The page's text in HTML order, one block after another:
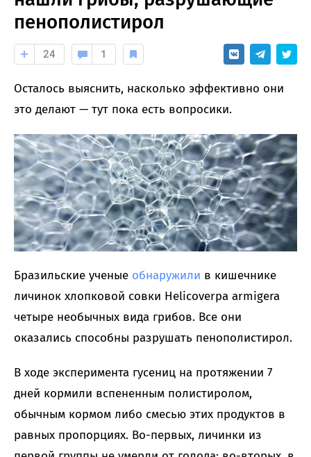
пенополистирол
24 1
Осталось выяснить, насколько эффективно они
это делают — тут пока есть вопросики.
Бразильские ученые обнаружили в кишечнике
личинок хлопковой совки Helicoverpa armigera
четыре необычных вида грибов. Все они
оказались способны разрушать пенополистирол.
В ходе эксперимента гусениц на протяжении 7
дней кормили вспененным полистиролом,
обычным кормом либо смесью этих продуктов в
равных пропорциях. Во-первых, личинки из